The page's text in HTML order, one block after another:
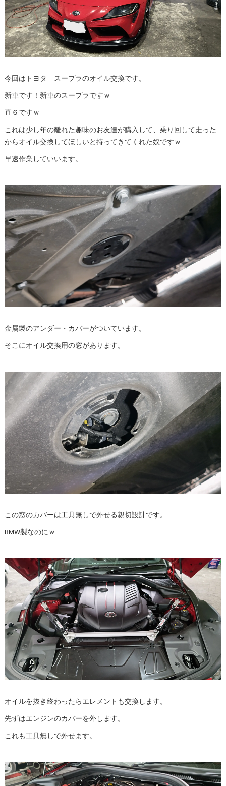
今回はトヨタ スープラのオイル交換です。
新車です！新車のスープラですｗ
直６ですｗ
これは少し年の離れた趣味のお友達が購入して、乗り回して走った
からオイル交換してほしいと持ってきてくれた奴ですｗ
早速作業していいます。
金属製のアンダー・カバーがついています。
そこにオイル交換用の窓があります。
この窓のカバーは工具無しで外せる親切設計です。
BMW製なのにｗ
オイルを抜き終わったらエレメントも交換します。
先ずはエンジンのカバーを外します。
これも工具無しで外せます。